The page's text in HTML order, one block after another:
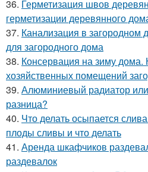
36. Герметизация швов
герметизации деревянного
37. Канализация в загородном
для загородного дома
38. Консервация на зиму
хозяйственных помещений
39. Алюминиевый радиатор
разница?
40. Что делать осыпается
плоды сливы и что делать
41. Аренда шкафчиков
раздевалок